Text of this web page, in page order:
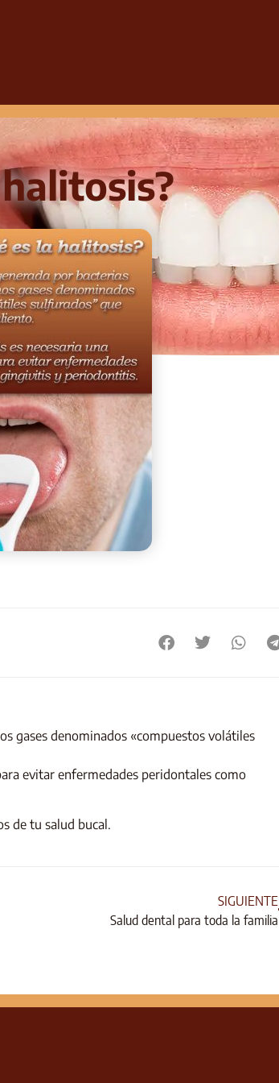
gases denominados «compuestos volátiles
evitar enfermedades peridontales como
de tu salud bucal.
SIGUIENTE
Salud dental para toda la familia